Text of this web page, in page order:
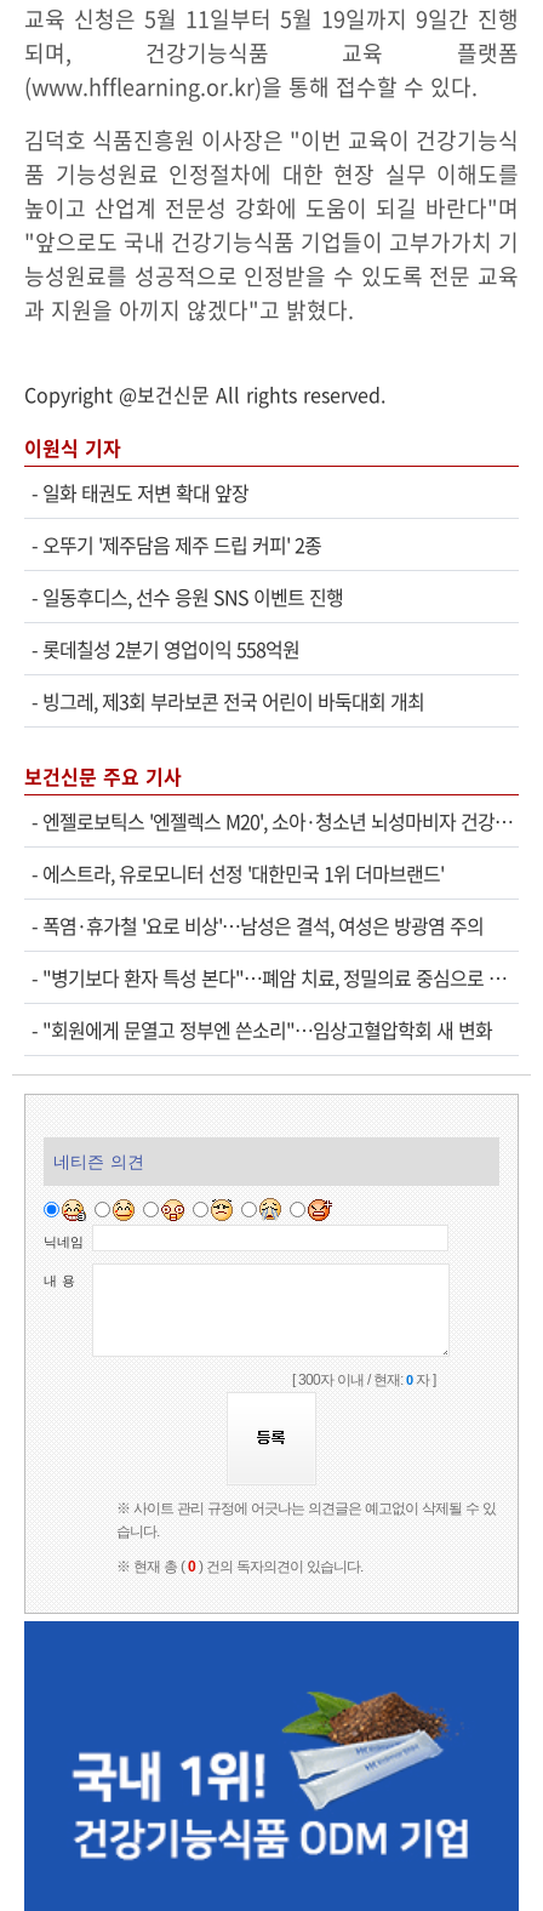
교육 신청은 5월 11일부터 5월 19일까지 9일간 진행
되며, 건강기능식품 교육 플랫폼
(www.hfflearning.or.kr)을 통해 접수할 수 있다.
김덕호 식품진흥원 이사장은 "이번 교육이 건강기능식
품 기능성원료 인정절차에 대한 현장 실무 이해도를
높이고 산업계 전문성 강화에 도움이 되길 바란다"며
"앞으로도 국내 건강기능식품 기업들이 고부가가치 기
능성원료를 성공적으로 인정받을 수 있도록 전문 교육
과 지원을 아끼지 않겠다"고 밝혔다.
Copyright @보건신문 All rights reserved.
이원식 기자
- 일화 태권도 저변 확대 앞장
- 오뚜기 '제주담음 제주 드립 커피' 2종
- 일동후디스, 선수 응원 SNS 이벤트 진행
-롯데칠성 2분기 영업이익 558억원
- 빙그레, 제3회 부라보콘 전국 어린이 바둑대회 개최
보건신문 주요 기사
- 엔젤로보틱스 '엔젤렉스 M20', 소아·청소년 뇌성마비자 건강보험 확대 적용
- 에스트라, 유로모니터 선정 '대한민국 1위 더마브랜드'
- 폭염·휴가철 '요로 비상'…남성은 결석, 여성은 방광염 주의
- "병기보다 환자 특성 본다"…폐암 치료, 정밀의료 중심으로 진화
- "회원에게 문열고 정부엔 쓴소리"…임상고혈압학회 새 변화
네티즌 의견
닉네임
내 용
[ 300자 이내 / 현재:0자 ]
※ 사이트 관리 규정에 어긋나는 의견글은 예고없이 삭제될 수 있
습니다.
※ 현재 총 (0) 건의 독자의견이 있습니다.